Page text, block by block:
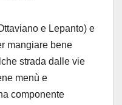
e Lepanto) e
mangiare bene
strada dalle vie
menù e
componente